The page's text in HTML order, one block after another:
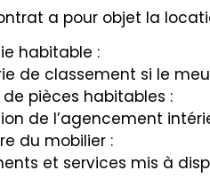
a pour objet la
habitable :
de classement si le
pièces habitables :
de l’agencement
du mobilier :
et services mis à